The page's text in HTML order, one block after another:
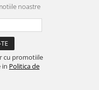
noastre
cu promotiile
in Politica de